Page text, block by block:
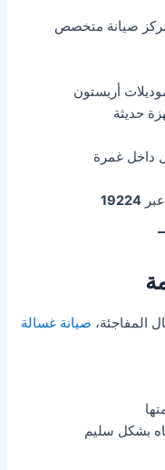
مركز صيانة متخصص
أريستون
حديثة
داخل غمرة
عبر19224
المفاجئة، صيانة غسالة
بشكل سليم